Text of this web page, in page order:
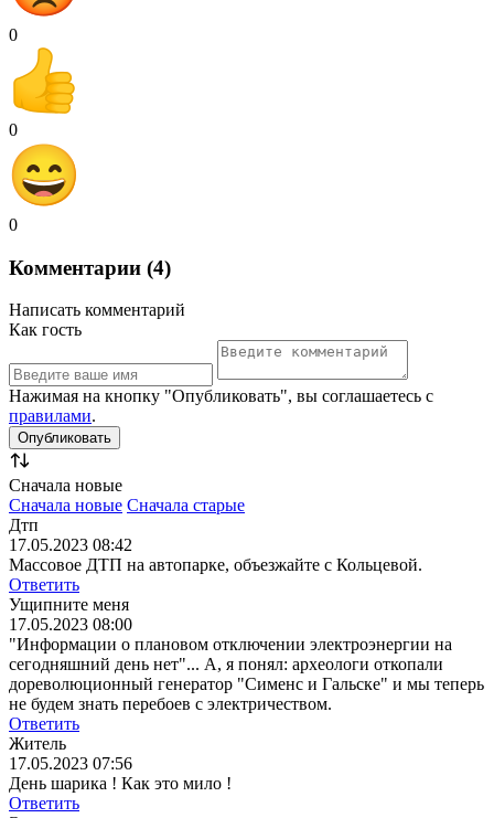
0
0
0
Комментарии (4)
Написать комментарий
Как гость
Нажимая на кнопку "Опубликовать", вы соглашаетесь с
правилами.
Сначала новые
Сначала новые Сначала старые
Дтп
17.05.2023 08:42
Массовое ДТП на автопарке, объезжайте с Кольцевой.
Ответить
Ущипните меня
17.05.2023 08:00
"Информации о плановом отключении электроэнергии на
сегодняшний день нет"... А, я понял: археологи откопали
дореволюционный генератор "Сименс и Гальске" и мы теперь
не будем знать перебоев с электричеством.
Ответить
Житель
17.05.2023 07:56
День шарика ! Как это мило !
Ответить